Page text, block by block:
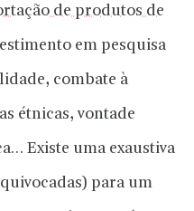
de produtos de
em pesquisa
combate à
étnicas, vontade
Existe uma exaustiva
para um